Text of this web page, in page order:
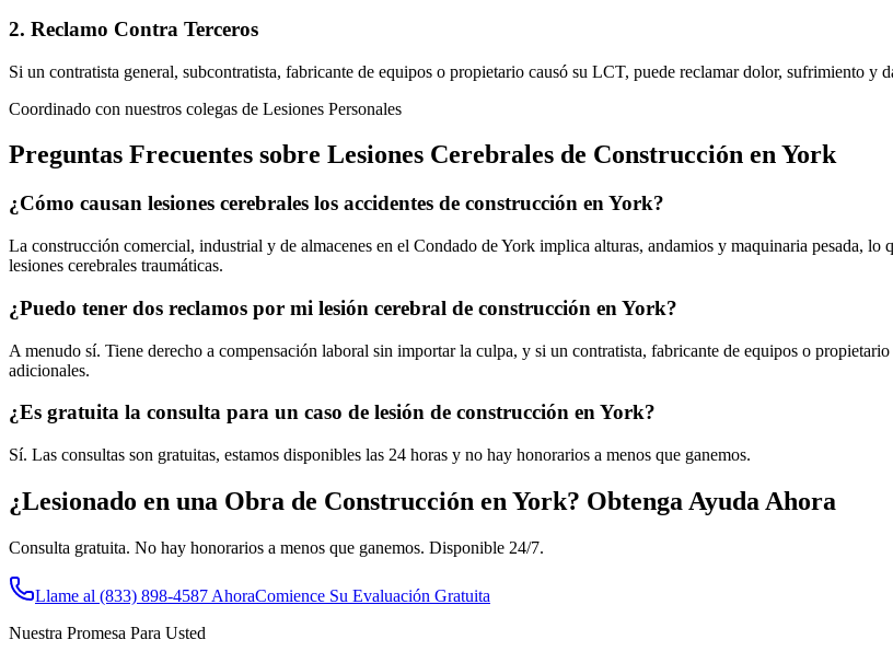
2. Reclamo Contra Terceros
Si un contratista general, subcontratista, fabricante de equipos o propietario causó su LCT, puede reclamar dolor, sufrimiento y
Coordinado con nuestros colegas de Lesiones Personales
Preguntas Frecuentes sobre Lesiones Cerebrales de Construcción enYork
¿Cómo causan lesiones cerebrales los accidentes de construcción en York?
La construcción comercial, industrial y de almacenes en el Condado de York implica alturas, andamios y maquinaria pesada, lo
lesiones cerebrales traumáticas.
¿Puedo tener dos reclamos por mi lesión cerebral de construcción en York?
A menudo sí. Tiene derecho a compensación laboral sin importar la culpa, y si un contratista, fabricante de equipos o
adicionales.
¿Es gratuita la consulta para un caso de lesión de construcción en York?
Sí. Las consultas son gratuitas, estamos disponibles las 24 horas y no hay honorarios a menos que ganemos.
¿Lesionado en una Obra de Construcción en York? Obtenga Ayuda Ahora
Consulta gratuita. No hay honorarios a menos que ganemos. Disponible 24/7.
Llame al (833) 898-4587 AhoraComience Su Evaluación Gratuita
Nuestra Promesa Para Usted